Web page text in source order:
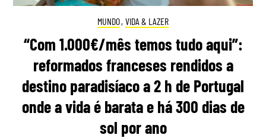
MUNDO, VIDA & LAZER
“Com 1.000€/mês temos tudo aqui”:
reformados franceses rendidos a
destino paradisíaco a 2 h de Portugal
onde a vida é barata e há 300 dias de
sol por ano